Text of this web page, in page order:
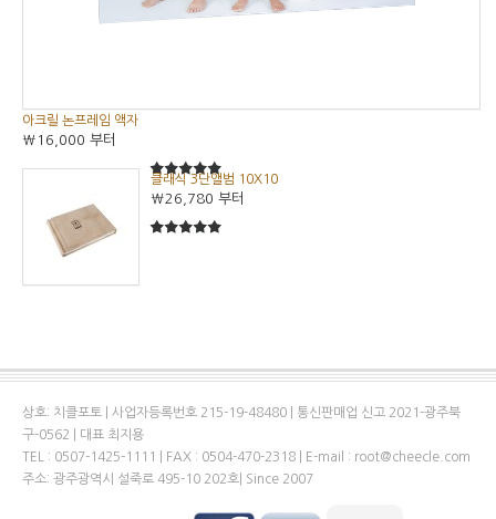
아크릴 논프레임 액자
55중에서
₩16,000 부터
클래식 3단앨범 10X10
₩26,780 부터
상호: 치클포토 | 사업자등록번호 215-19-48480 | 통신판매업 신고 2021-광주북
구-0562 | 대표 최지용
TEL : 0507-1425-1111 | FAX : 0504-470-2318 | E-mail : root@cheecle.com
주소: 광주광역시 설죽로 495-10 202호| Since 2007